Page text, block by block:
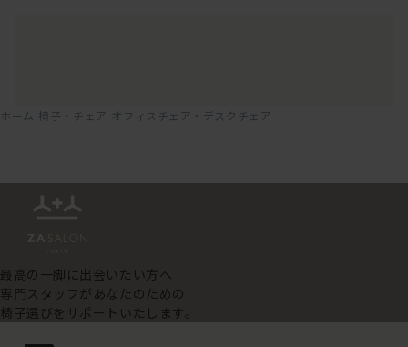
ホーム 椅子・チェア オフィスチェア・デスクチェア
最高の一脚に出会いたい方へ
専門スタッフがあなたのための
椅子選びをサポートいたします。